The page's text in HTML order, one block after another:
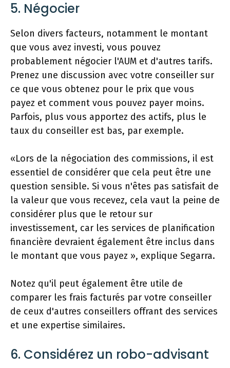
5. Négocier
Selon divers facteurs, notamment le montant
que vous avez investi, vous pouvez
probablement négocier l'AUM et d'autres tarifs.
Prenez une discussion avec votre conseiller sur
ce que vous obtenez pour le prix que vous
payez et comment vous pouvez payer moins.
Parfois, plus vous apportez des actifs, plus le
taux du conseiller est bas, par exemple.
«Lors de la négociation des commissions, il est
essentiel de considérer que cela peut être une
question sensible. Si vous n'êtes pas satisfait de
la valeur que vous recevez, cela vaut la peine de
considérer plus que le retour sur
investissement, car les services de planification
financière devraient également être inclus dans
le montant que vous payez », explique Segarra.
Notez qu'il peut également être utile de
comparer les frais facturés par votre conseiller
de ceux d'autres conseillers offrant des services
et une expertise similaires.
6. Considérez un robo-advisant